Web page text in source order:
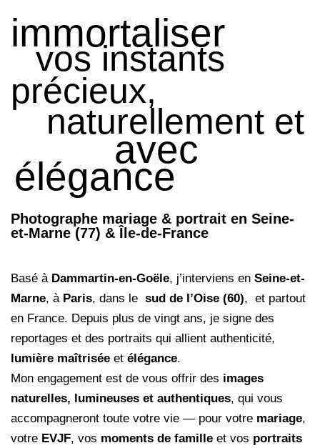
immortaliser
vos instants
précieux,
naturellement et
avec
élégance
Photographe mariage & portrait en Seine-
et-Marne (77) & Île-de-France
Basé àDammartin-en-Goële, j’interviens en Seine-et-
Marne, à Paris, dans le sud de l’Oise (60), et partout
en France. Depuis plus de vingt ans, je signe des
reportages et des portraits qui allient authenticité,
lumière maîtrisée et élégance.
Mon engagement est de vous offrir des images
naturelles, lumineuses et authentiques, qui vous
accompagneront toute votre vie — pour votre mariage,
votre EVJF, vos moments de famille et vos portraits